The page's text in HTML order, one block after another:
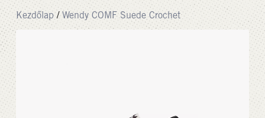
Kezdőlap / Wendy COMF Suede Crochet